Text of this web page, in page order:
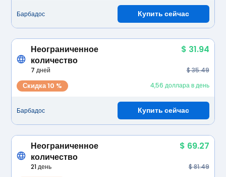
Барбадос Купить сейчас
Неограниченное
количество
$ 31.94
7 дней $ 35.49
Скидка 10 % 4,56 доллара в день
Барбадос Купить сейчас
Неограниченное
количество
$ 69.27
21 день $ 81.49